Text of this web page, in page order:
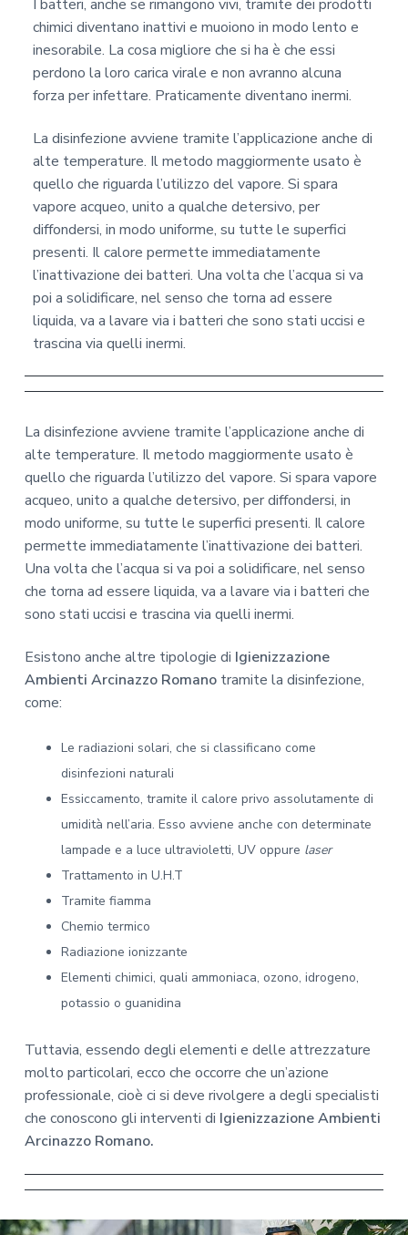
I batteri, anche se rimangono vivi, tramite dei prodotti
chimici diventano inattivi e muoiono in modo lento e
inesorabile. La cosa migliore che si ha è che essi
perdono la loro carica virale e non avranno alcuna
forza per infettare. Praticamente diventano inermi.
La disinfezione avviene tramite l’applicazione anche di
alte temperature. Il metodo maggiormente usato è
quello che riguarda l’utilizzo del vapore. Si spara
vapore acqueo, unito a qualche detersivo, per
diffondersi, in modo uniforme, su tutte le superfici
presenti. Il calore permette immediatamente
l’inattivazione dei batteri. Una volta che l’acqua si va
poi a solidificare, nel senso che torna ad essere
liquida, va a lavare via i batteri che sono stati uccisi e
trascina via quelli inermi.
La disinfezione avviene tramite l’applicazione anche di
alte temperature. Il metodo maggiormente usato è
quello che riguarda l’utilizzo del vapore. Si spara vapore
acqueo, unito a qualche detersivo, per diffondersi, in
modo uniforme, su tutte le superfici presenti. Il calore
permette immediatamente l’inattivazione dei batteri.
Una volta che l’acqua si va poi a solidificare, nel senso
che torna ad essere liquida, va a lavare via i batteri che
sono stati uccisi e trascina via quelli inermi.
Esistono anche altre tipologie di Igienizzazione
Ambienti Arcinazzo Romanotramite la disinfezione,
come:
Le radiazioni solari, che si classificano come
disinfezioni naturali
Essiccamento, tramite il calore privo assolutamente di
umidità nell’aria. Esso avviene anche con determinate
lampade e a luce ultravioletti, UV oppure laser
Trattamento in U.H.T
Tramite fiamma
Chemio termico
Radiazione ionizzante
Elementi chimici, quali ammoniaca, ozono, idrogeno,
potassio o guanidina
Tuttavia, essendo degli elementi e delle attrezzature
molto particolari, ecco che occorre che un’azione
professionale, cioè ci si deve rivolgere a degli specialisti
che conoscono gli interventi di Igienizzazione Ambienti
Arcinazzo Romano.